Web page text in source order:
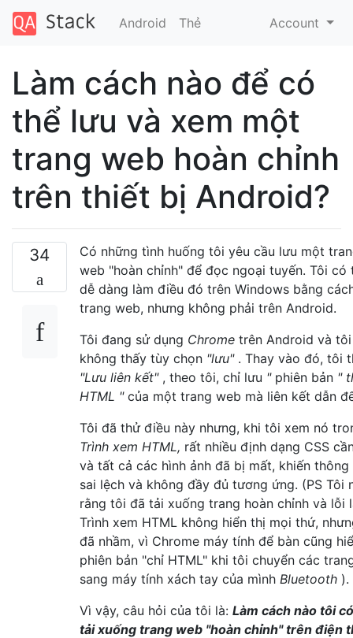
Android Thẻ Account
Làm cách nào để có
thể lưu và xem một
trang web hoàn chỉnh
trên thiết bị Android?
34
Có những tình huống tôi yêu cầu lưu một
web "hoàn chỉnh" để đọc ngoại tuyến. Tôi có
dễ dàng làm điều đó trên Windows bằng
trang web, nhưng không phải trên Android.
Tôi đang sử dụng Chrome trên Android và tôi
không thấy tùy chọn "lưu". Thay vào đó, tôi
"Lưu liên kết", theo tôi, chỉ lưu "phiên bản "
HTML "của một trang web mà liên kết dẫn
Tôi đã thử điều này nhưng, khi tôi xem nó
Trình xem HTML, rất nhiều định dạng CSS
và tất cả các hình ảnh đã bị mất, khiến
sai lệch và không đầy đủ tương ứng. (PS Tôi
rằng tôi đã tải xuống trang hoàn chỉnh và lỗi
Trình xem HTML không hiển thị mọi thứ,
đã nhầm, vì Chrome máy tính để bàn cũng
phiên bản "chỉ HTML" khi tôi chuyển các
sang máy tính xách tay của mình Bluetooth ).
Vì vậy, câu hỏi của tôi là: Làm cách nào tôi
tải xuống trang web "hoàn chỉnh" trên điện